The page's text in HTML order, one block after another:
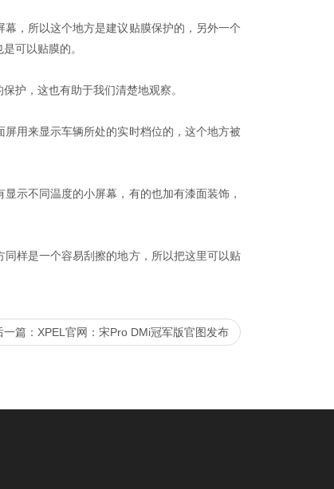
，所以这个地方是建议贴膜保护的，另外一个
可以贴膜的。
，这也有助于我们清楚地观察。
用来显示车辆所处的实时档位的，这个地方被
示不同温度的小屏幕，有的也加有漆面装饰，
样是一个容易刮擦的地方，所以把这里可以贴
一篇：XPEL官网：宋Pro DMi冠军版官图发布